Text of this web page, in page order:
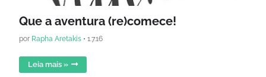
Que a aventura (re)comece!
por Rapha Aretakis • 1.7.16
Leia mais »